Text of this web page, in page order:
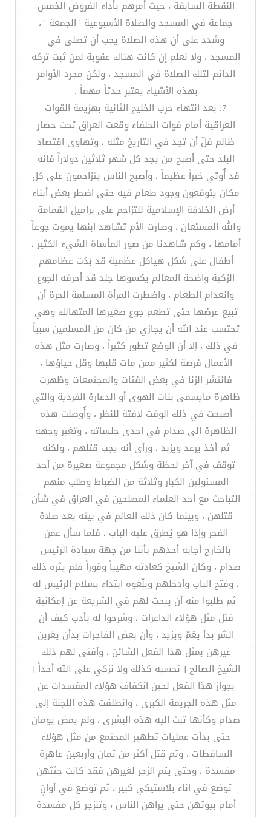
النقطة السابقة ، حيث أمرهم بأداء الفروض الخمس
جماعة في المسجد والصلاة الأسبوعية ' الجمعة ' ،
وشدد على أن هذه الصلاة يجب أن تصلى في
المسجد ، ولا نعلم إن كانت هناك عقوبة لمن ثبت تركه
الدائم لتلك الصلاة في المسجد ، ولكن مجرد الأوامر
بهذه الأشياء يعتبر حدثاً مهماً .
7. بعد انتهاء حرب الخليج الثانية بهزيمة القوات
العراقية أمام قوات الحلفاء وقعت العراق تحت حصار
ظالم قلّ أن تجد في التاريخ مثله ، وتهاوى اقتصاد
البلد حتى أصبح من يجد كل شهر ثلاثين دولاراً فإنه
قد أُوتي خيراً عظيماً ، وأصبح الناس يتزاحمون على كل
مكان يتوقعون وجود طعام فيه حتى اضطر بعض أبناء
أرض الخلافة الإسلامية للتزاحم على براميل القمامة
والله المستعان ، وصارت الأم تشاهد ابنها يموت جوعاً
أمامها ، وكم شاهدنا من صور المأساة الشيء الكثير ،
أطفال على شكل هياكل عظمية قد بَدَت عظامهم
الزكية واضحة المعالم يكسوها جلد قد أحرقه الجوع
وانعدام الطعام ، واضطرت المرأة المسلمة الحرة أن
تبيع عرضها حتى تطعم جوع صغيرها المتهالك وهي
تحتسب عند الله أن يجازي من كان من المسلمين سبباً
في ذلك ، إلا أن الوضع تطور كثيراً ، وصارت مثل هذه
الأعمال فرصة لكثير ممن مات قلبها وقل حياؤها ،
فانتشر الزنا في بعض الفئات والمجتمعات وظهرت
ظاهرة مايسمى بنات الهوى أو الدعارة الفردية والتي
أصبحت في ذلك الوقت لافتة للنظر ، وأُوصلت هذه
الظاهرة إلى صدام في إحدى جلساته ، وتغير وجهه
ثم أخذ يرعد ويزبد ، ورأى أنه يجب قتلهم ، ولكنه
توقف في آخر لحظة وشكل مجموعة صغيرة من أحد
المسئولين الكبار وثلاثة من الضباط وطلب منهم
التباحث مع أحد العلماء المصلحين في العراق في شأن
قتلهن ، وبينما كان ذلك العالم في بيته بعد صلاة
الفجر وإذا هو يُطرق عليه الباب ، فلما سأل عمن
بالخارج أجابه أحدهم بأننا من جهة سيادة الرئيس
صدام ، وكان الشيخ كعادته مهيباً وقوراً فلم يثره ذلك
، وفتح الباب وأدخلهم وبلّغوه ابتداء بسلام الرئيس له
ثم طلبوا منه أن يبحث لهم في الشريعة عن إمكانية
قتل مثل هؤلاء الداعرات ، وشرحوا له بأدب كيف أن
الشر بدأ يعُمّ ويزيد ، وأن بعض الفاجرات بدأن يغرين
غيرهن بمثل هذا الفعل الشائن ، وأفتى لهم ذلك
الشيخ الصالح [ نحسبه كذلك ولا نزكي على الله أحداً ]
بجواز هذا الفعل لحين انكفاف هؤلاء المفسدات عن
مثل هذه الجريمة الكبرى ، وانطلقت هذه اللجنة إلى
صدام وكأنها تبث إليه هذه البشرى ، ولم يمض يومان
حتى بدأت عمليات تطهير المجتمع من مثل هؤلاء
الساقطات ، وتم قتل أكثر من ثمان وأربعين عاهرة
مفسدة ، وحتى يتم الزجر لغيرهن فقد كانت جثثهن
توضع في إناء بلاستيكي كبير ، ثم توضع في أوانٍ
أمام بيوتهن حتى يراهن الناس ، وتنزجر كل مفسدة